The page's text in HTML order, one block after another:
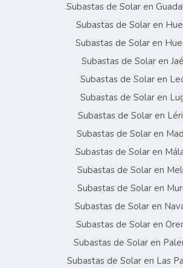
Subastas de Solar en
Subastas de Solar en
Subastas de Solar en
Subastas de Solar en
Subastas de Solar en
Subastas de Solar en
Subastas de Solar en
Subastas de Solar en
Subastas de Solar en
Subastas de Solar en
Subastas de Solar en
Subastas de Solar en
Subastas de Solar en
Subastas de Solar en
Subastas de Solar en Las